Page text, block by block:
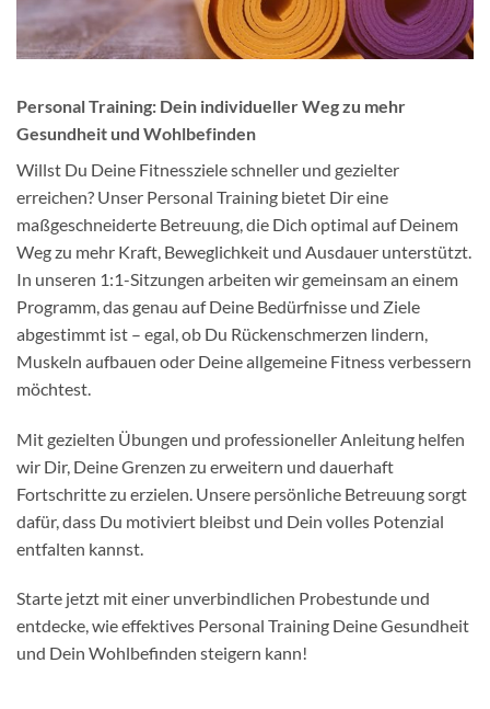
Personal Training: Dein individueller Weg zu mehr
Gesundheit und Wohlbefinden
Willst Du Deine Fitnessziele schneller und gezielter
erreichen? Unser Personal Training bietet Dir eine
maßgeschneiderte Betreuung, die Dich optimal auf Deinem
Weg zu mehr Kraft, Beweglichkeit und Ausdauer unterstützt.
In unseren 1:1-Sitzungen arbeiten wir gemeinsam an einem
Programm, das genau auf Deine Bedürfnisse und Ziele
abgestimmt ist – egal, ob Du Rückenschmerzen lindern,
Muskeln aufbauen oder Deine allgemeine Fitness verbessern
möchtest.
Mit gezielten Übungen und professioneller Anleitung helfen
wir Dir, Deine Grenzen zu erweitern und dauerhaft
Fortschritte zu erzielen. Unsere persönliche Betreuung sorgt
dafür, dass Du motiviert bleibst und Dein volles Potenzial
entfalten kannst.
Starte jetzt mit einer unverbindlichen Probestunde und
entdecke, wie effektives Personal Training Deine Gesundheit
und Dein Wohlbefinden steigern kann!